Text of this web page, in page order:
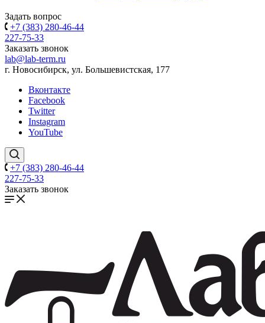
Задать вопрос
+7 (383) 280-46-44
227-75-33
Заказать звонок
lab@lab-term.ru
г. Новосибирск, ул. Большевистская, 177
Вконтакте
Facebook
Twitter
Instagram
YouTube
+7 (383) 280-46-44
227-75-33
Заказать звонок